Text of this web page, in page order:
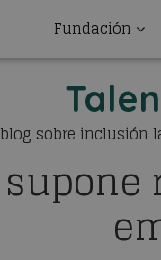
Fundación
sobre inclusión